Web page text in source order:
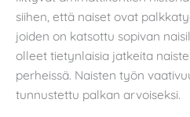
siihen, että naiset ovat
joiden on katsottu sopivan
olleet tietynlaisia jatkeita
perheissä. Naisten työn
tunnustettu palkan arvoiseksi.